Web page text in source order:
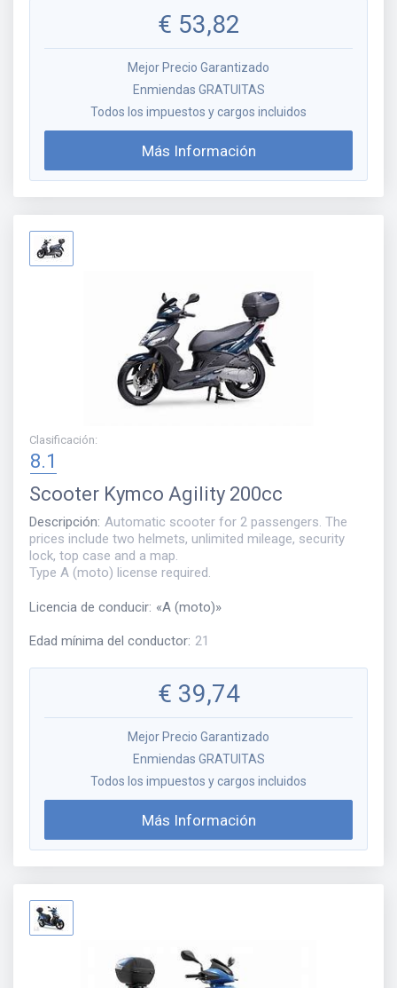
€ 53,82
Mejor Precio Garantizado
Enmiendas GRATUITAS
Todos los impuestos y cargos incluidos
Más Información
Clasificación:
8.1
Scooter Kymco Agility 200cc
Descripción: Automatic scooter for 2 passengers. The
prices include two helmets, unlimited mileage, security
lock, top case and a map.
Type A (moto) license required.
Licencia de conducir: «A (moto)»
Edad mínima del conductor: 21
€ 39,74
Mejor Precio Garantizado
Enmiendas GRATUITAS
Todos los impuestos y cargos incluidos
Más Información